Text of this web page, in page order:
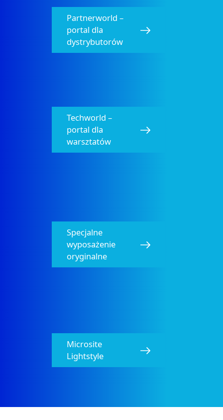
Partnerworld –
portal dla
dystrybutorów
Techworld –
portal dla
warsztatów
Specjalne
wyposażenie
oryginalne
Microsite
Lightstyle